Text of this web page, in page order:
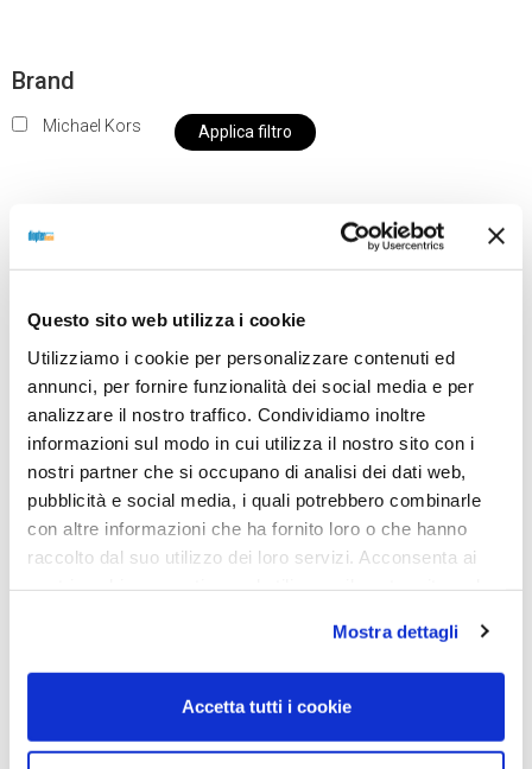
Questo sito web utilizza i cookie
Utilizziamo i cookie per personalizzare contenuti ed
annunci, per fornire funzionalità dei social media e per
analizzare il nostro traffico. Condividiamo inoltre
informazioni sul modo in cui utilizza il nostro sito con i
nostri partner che si occupano di analisi dei dati web,
pubblicità e social media, i quali potrebbero combinarle
con altre informazioni che ha fornito loro o che hanno
raccolto dal suo utilizzo dei loro servizi. Acconsenta ai
Mostra dettagli
Accetta tutti i cookie
Brand
Michael Kors Applica filtro
Al momento siamo chiusi per ferie e i prodotti del
spedizione fino al giorno 31 agosto. BUONE FERIE
da OTTICA DIOPTER
Showing the single result